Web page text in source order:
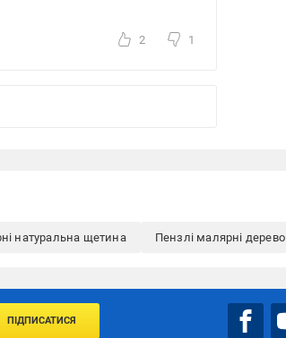
2 1
натуральна щетина Пензлі малярні дерево
ПІДПИСАТИСЯ